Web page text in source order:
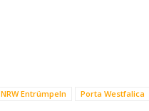
NRW Entrümpeln Porta Westfalica